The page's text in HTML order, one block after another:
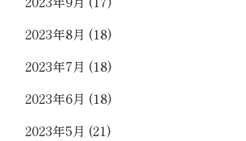
2023年8月 (18)
2023年7月 (18)
2023年6月 (18)
2023年5月 (21)